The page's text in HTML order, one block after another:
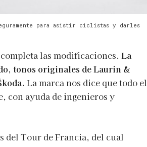
para asistir ciclistas y darles
las modificaciones. La
tonos originales de Laurin &
La marca nos dice que todo el
con ayuda de ingenieros y
del Tour de Francia, del cual